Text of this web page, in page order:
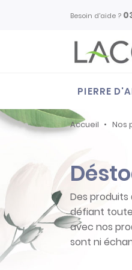
Besoin d'aide ?
PIERRE
Accueil Nos
Des
défiant
avec nos
sont ni